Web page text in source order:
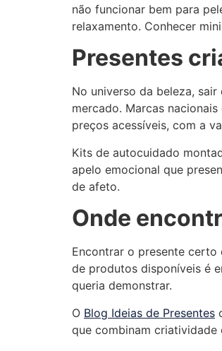
não funcionar bem para
relaxamento. Conhecer
Presentes
No universo da beleza,
mercado. Marcas
preços acessíveis, com a
Kits de autocuidado
apelo emocional que
de afeto.
Onde
Encontrar o presente certo
de produtos disponíveis é
queria demonstrar.
O Blog Ideias de Presentes
que combinam criatividade